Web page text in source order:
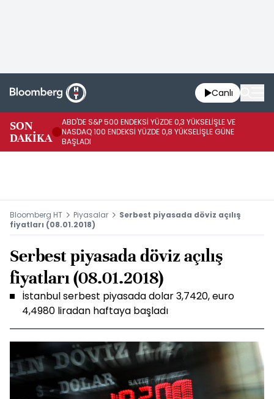
Canlı
SON
DAKİKA
ABD'DE S&P 500 ENDEKSİ YÜZDE 0,3 YÜKSELİŞLE VE
NASDAQ 100 ENDEKSİ YÜZDE 0,8 YÜKSELİŞLE GÜNE
BAŞLADI
Bloomberg HT Piyasalar
Serbest piyasada döviz açılış
fiyatları (08.01.2018)
Serbest piyasada döviz açılış
fiyatları (08.01.2018)
İstanbul serbest piyasada dolar 3,7420, euro
4,4980 liradan haftaya başladı